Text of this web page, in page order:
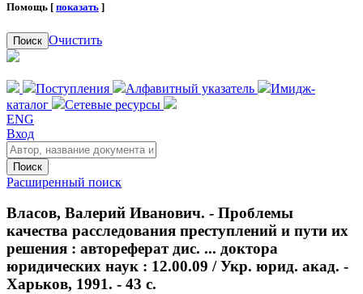
Помощь [ показать ]
Поиск Очистить
Поступления Алфавитный указатель
Имидж-
каталог
Сетевые ресурсы
ENG
Вход
Поиск
Расширенный поиск
Власов, Валерий Иванович. - Проблемы
качества расследования преступлений и пути их
решения : автореферат дис. ... доктора
юридических наук : 12.00.09 / Укр. юрид. акад. -
Харьков, 1991. - 43 с.